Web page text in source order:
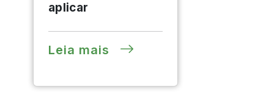
aplicar
Leia mais